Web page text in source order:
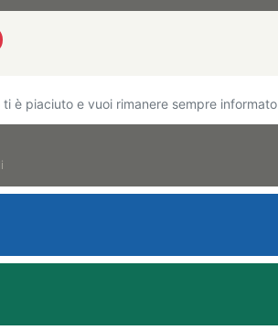
è piaciuto e vuoi rimanere sempre informato